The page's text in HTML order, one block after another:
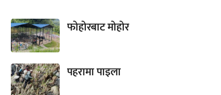
फोहोरबाट मोहोर
पहरामा पाइला